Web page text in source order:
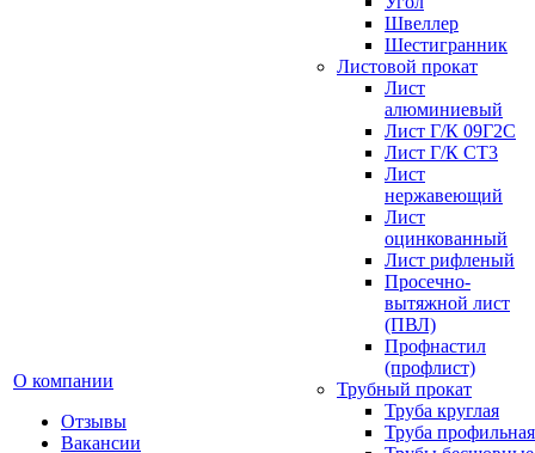
О компании
Отзывы
Вакансии
Швеллер
Шестигранник
Листовой прокат
Лист
алюминиевый
Лист Г/К 09Г2С
Лист Г/К СТ3
Лист
нержавеющий
Лист
оцинкованный
Лист рифленый
Просечно-
вытяжной лист
(ПВЛ)
Профнастил
(профлист)
Трубный прокат
Труба круглая
Труба профильная